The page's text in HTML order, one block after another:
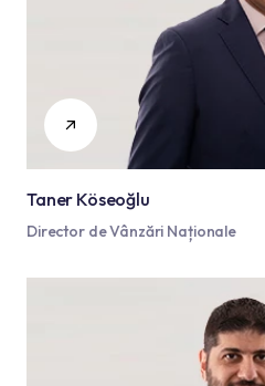
Taner Köseoğlu
Director de Vânzări Naționale